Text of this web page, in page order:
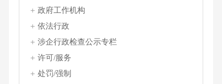
政府工作机构
依法行政
涉企行政检查公示专栏
许可/服务
处罚/强制